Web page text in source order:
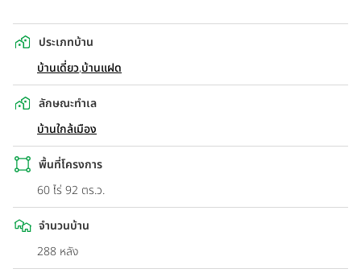
ประเภทบ้าน
บ้านเดี่ยว,บ้านแฝด
ลักษณะทำเล
บ้านใกล้เมือง
พื้นที่โครงการ
60 ไร่ 92 ตร.ว.
จำนวนบ้าน
288 หลัง